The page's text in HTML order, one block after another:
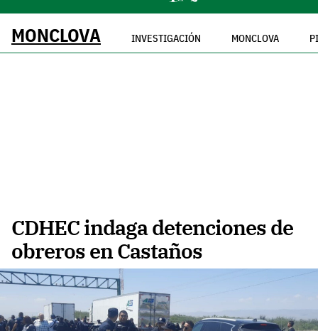
MONCLOVA INVESTIGACIÓN MONCLOVA
CDHEC indaga detenciones de
obreros en Castaños